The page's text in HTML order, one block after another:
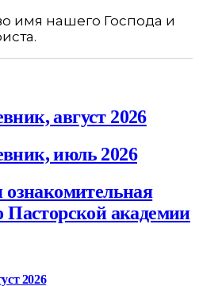
имя нашего Господа и
август 2026
июль 2026
ознакомительная
Пасторской академии
2026